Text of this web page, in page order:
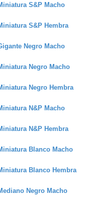
S&P Macho
S&P Hembra
Negro Macho
Negro Macho
Negro Hembra
N&P Macho
N&P Hembra
Blanco Macho
Blanco Hembra
Negro Macho